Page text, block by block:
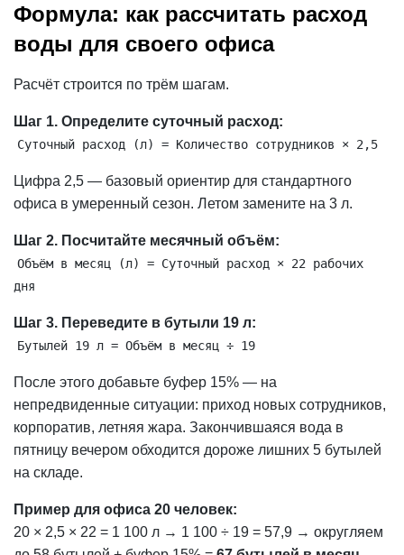
Формула: как рассчитать расход
воды для своего офиса
Расчёт строится по трём шагам.
Шаг 1. Определите суточный расход:
Суточный расход (л) = Количество сотрудников × 2,5
Цифра 2,5 — базовый ориентир для стандартного
офиса в умеренный сезон. Летом замените на 3 л.
Шаг 2. Посчитайте месячный объём:
Объём в месяц (л) = Суточный расход × 22 рабочих
дня
Шаг 3. Переведите в бутыли 19 л:
Бутылей 19 л = Объём в месяц ÷ 19
После этого добавьте буфер 15% — на
непредвиденные ситуации: приход новых сотрудников,
корпоратив, летняя жара. Закончившаяся вода в
пятницу вечером обходится дороже лишних 5 бутылей
на складе.
Пример для офиса 20 человек:
20 × 2,5 × 22 = 1 100 л → 1 100 ÷ 19 = 57,9 → округляем